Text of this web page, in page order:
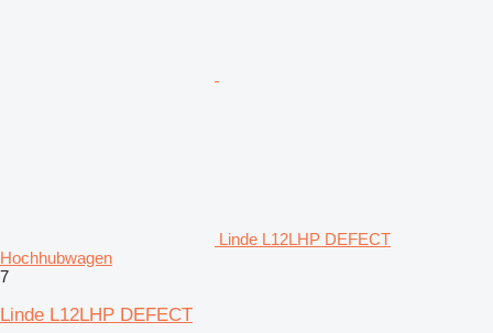
Linde L12LHP DEFECT
Hochhubwagen
7
Linde L12LHP DEFECT